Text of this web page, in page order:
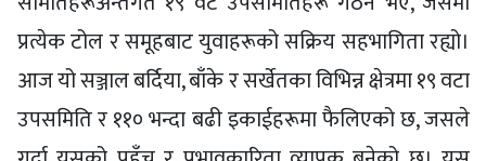
प्रत्येक टोल र समूहबाट युवाहरूको सक्रिय सहभागिता रह्यो।
आज यो सञ्जाल बर्दिया, बाँके र सर्खेतका विभिन्न क्षेत्रमा १९ वटा
उपसमिति र ११० भन्दा बढी इकाईहरूमा फैलिएको छ, जसले